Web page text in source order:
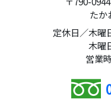
たか
定休日／木曜
木曜
営業